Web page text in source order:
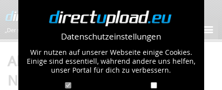
Datenschutzeinstellungen
Wir nutzen auf unserer Webseite einige Cookies.
Einige sind essentiell, während andere uns helfen,
unser Portal für dich zu verbessern.
„Der schnellste Bilder-Hoster im Web!”
Album "moovehaare" von
Nighthawk66 (15 Bilder)